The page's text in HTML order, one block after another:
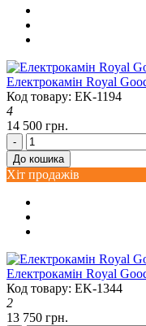
Електрокамін Royal
Код товару: EK-1194
4
14 500 грн.
-
До кошика
Хіт продажів
Електрокамін Royal
Код товару: EK-1344
2
13 750 грн.